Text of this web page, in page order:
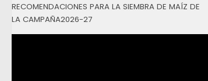
RECOMENDACIONES PARA LA SIEMBRA DE MAÍZ DE
LA CAMPAÑA2026-27